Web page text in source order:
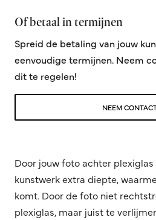
Of betaal in termijnen
Spreid de betaling van jouw
eenvoudige termijnen. Neem
dit te regelen!
NEEM
Door jouw foto achter
kunstwerk extra diepte,
komt. Door de foto niet
plexiglas, maar juist te